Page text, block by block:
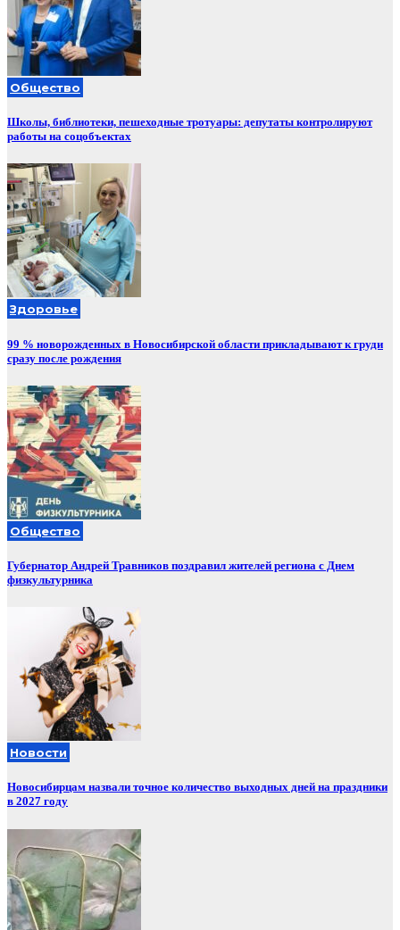
Общество
Школы, библиотеки, пешеходные тротуары: депутаты контролируют
работы на соцобъектах
Здоровье
99 % новорожденных в Новосибирской области прикладывают к груди
сразу после рождения
Общество
Губернатор Андрей Травников поздравил жителей региона с Днем
физкультурника
Новости
Новосибирцам назвали точное количество выходных дней на праздники
в 2027 году